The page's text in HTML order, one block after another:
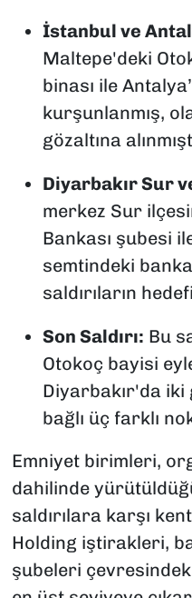
İstanbul ve
Maltepe'deki
binası ile
kurşunlanmış,
gözaltına
Diyarbakır Sur
merkez Sur
Bankası şubesi
semtindeki
saldırıların
Son Saldırı: Bu
Otokoç bayisi
Diyarbakır'da iki
bağlı üç farklı
Emniyet birimleri,
dahilinde
saldırılara karşı
Holding iştirakleri,
şubeleri